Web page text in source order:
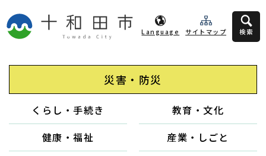
Language サイトマップ 検索
災害・防災
くらし・手続き
教育・文化
健康・福祉
産業・しごと